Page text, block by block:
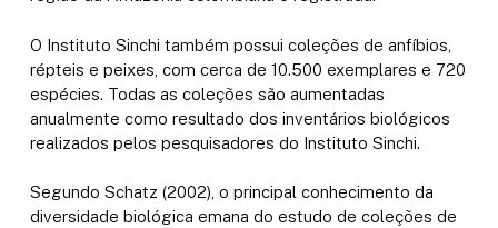
O Instituto Sinchi também possui coleções de anfíbios,
répteis e peixes, com cerca de 10.500 exemplares e 720
espécies. Todas as coleções são aumentadas
anualmente como resultado dos inventários biológicos
realizados pelos pesquisadores do Instituto Sinchi.
Segundo Schatz (2002), o principal conhecimento da
diversidade biológica emana do estudo de coleções de